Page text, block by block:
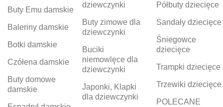
Buty Emu damskie
Baleriny damskie
Botki damskie
Czółena damskie
Buty domowe
damskie
dziewczynki
Buty zimowe dla
dziewczynki
Buciki
niemowlęce dla
dziewczynki
Japonki, Klapki
dla dziewczynki
Półbuty dziecięce
Sandały dziecięce
Śniegowce
dziecięce
Trampki dziecięce
Trzewiki dziecięce
POLECANE